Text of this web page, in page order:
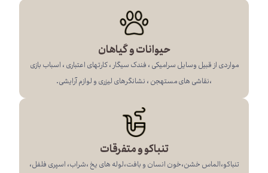
حیوانات و گیاهان
مواردی از قبیل وسایل سرامیکی ، فندک سیگار ، کارتهای اعتباری ، اسباب بازی
،نقاشی های مستهجن ، نشانگرهای لیزری و لوازم آرایشی.
تنباکو و متفرقات
تنباکو،الماس خشن،خون انسان و بافت،لوله های یخ ،شراب، اسپری فلفل،